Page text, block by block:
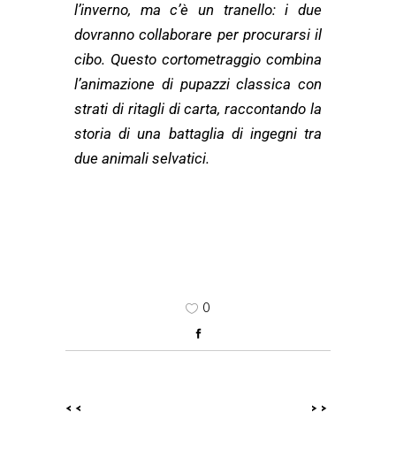
l’inverno, ma c’è un tranello: i due
dovranno collaborare per procurarsi il
cibo. Questo cortometraggio combina
l’animazione di pupazzi classica con
strati di ritagli di carta, raccontando la
storia di una battaglia di ingegni tra
due animali selvatici.
0
<< >>